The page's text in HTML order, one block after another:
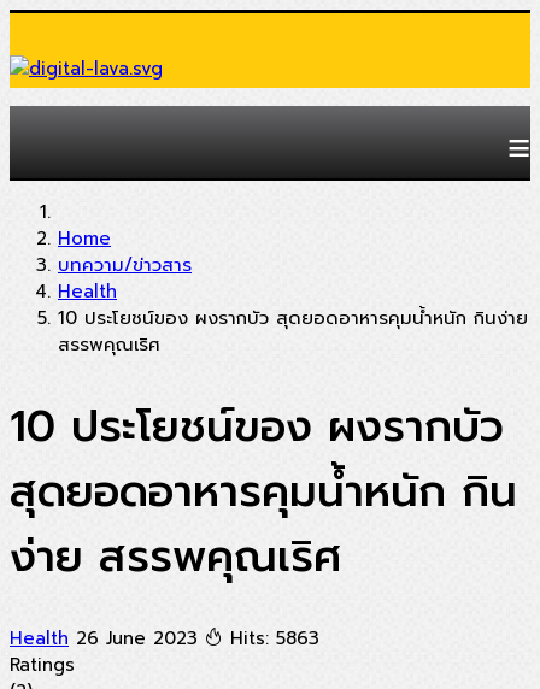
≡
Home
บทความ/ข่าวสาร
Health
10 ประโยชน์ของ ผงรากบัว สุดยอดอาหารคุมน้ำหนัก กินง่าย
สรรพคุณเริศ
10 ประโยชน์ของ ผงรากบัว
สุดยอดอาหารคุมน้ำหนัก กิน
ง่าย สรรพคุณเริศ
Health 26 June 2023
Hits: 5863
Ratings